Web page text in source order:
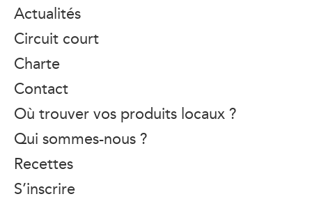
Actualités
Circuit court
Charte
Contact
Où trouver vos produits locaux ?
Qui sommes-nous ?
Recettes
S’inscrire